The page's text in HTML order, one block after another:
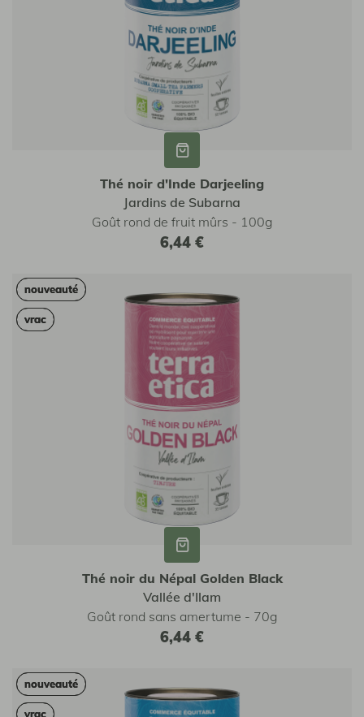
Thé noir d'Inde Darjeeling
Jardins de Subarna
Goût rond de fruit mûrs - 100g
6,44 €
nouveauté
vrac
nouveauté
vrac
Thé noir du Népal Golden Black
Vallée d'Ilam
Goût rond sans amertume - 70g
6,44 €
nouveauté
vrac
nouveauté
vrac